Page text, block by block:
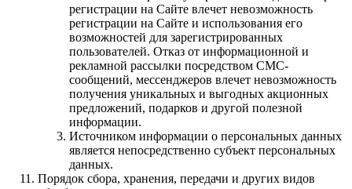
регистрации на Сайте влечет невозможность
регистрации на Сайте и использования его
возможностей для зарегистрированных
пользователей. Отказ от информационной и
рекламной рассылки посредством СМС-
сообщений, мессенджеров влечет невозможность
получения уникальных и выгодных акционных
предложений, подарков и другой полезной
информации.
Источником информации о персональных данных
является непосредственно субъект персональных
данных.
Порядок сбора, хранения, передачи и других видов